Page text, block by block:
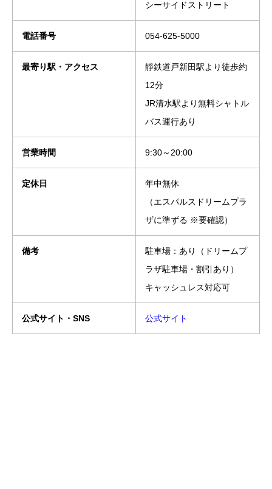
シーサイドストリート
電話番号 054-625-5000
最寄り駅・アクセス
靜鉄道戸新田駅より徒歩約
12分
JR清水駅より無料シャトル
バス運行あり
営業時間 9:30～20:00
定休日
年中無休
（エスパルスドリームプラ
ザに準ずる ※要確認）
備考
駐車場：あり（ドリームプ
ラザ駐車場・割引あり）
キャッシュレス対応可
公式サイト・SNS 公式サイト